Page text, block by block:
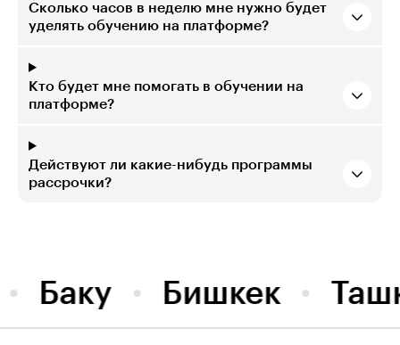
Сколько часов в неделю мне нужно будет
уделять обучению на платформе?
Кто будет мне помогать в обучении на
платформе?
Действуют ли какие-нибудь программы
рассрочки?
Баку Бишкек